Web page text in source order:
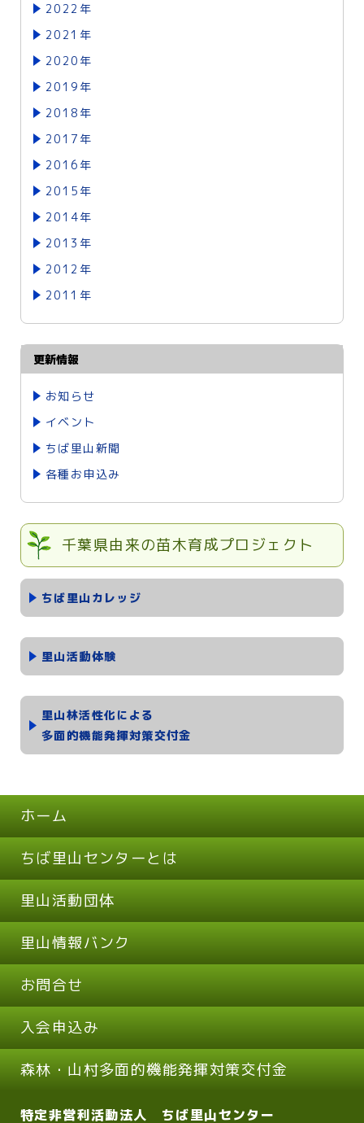
2022年
2021年
2020年
2019年
2018年
2017年
2016年
2015年
2014年
2013年
2012年
2011年
更新情報
お知らせ
イベント
ちば里山新聞
各種お申込み
千葉県由来の苗木育成プロジェクト
ちば里山カレッジ
里山活動体験
里山林活性化による
多面的機能発揮対策交付金
ホーム
ちば里山センターとは
里山活動団体
里山情報バンク
お問合せ
入会申込み
森林・山村多面的機能発揮対策交付金
特定非営利活動法人 ちば里山センター